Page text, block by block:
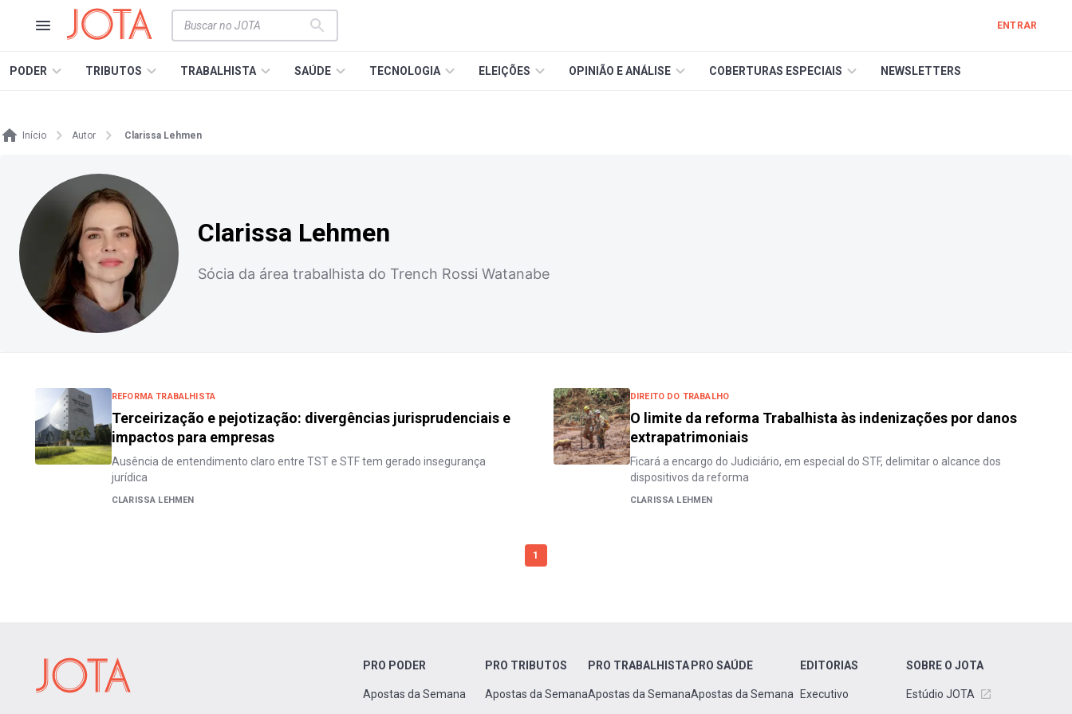
ENTRAR
PODER TRIBUTOS TRABALHISTA SAÚDE TECNOLOGIA ELEIÇÕES OPINIÃO E ANÁLISE COBERTURAS ESPECIAIS NEWSLETTERS
Início Autor Clarissa Lehmen
Clarissa Lehmen
Sócia da área trabalhista do Trench Rossi Watanabe
REFORMA TRABALHISTA
Terceirização e pejotização: divergências jurisprudenciais e
impactos para empresas
Ausência de entendimento claro entre TST e STF tem gerado insegurança
jurídica
CLARISSA LEHMEN
DIREITO DO TRABALHO
O limite da reforma Trabalhista às indenizações por danos
extrapatrimoniais
Ficará a encargo do Judiciário, em especial do STF, delimitar o alcance dos
dispositivos da reforma
CLARISSA LEHMEN
1
PRO PODER
Apostas da Semana
PRO TRIBUTOS
Apostas da Semana
PRO TRABALHISTA
Apostas da Semana
PRO SAÚDE
Apostas da Semana
EDITORIAS
Executivo
SOBRE O JOTA
Estúdio JOTA